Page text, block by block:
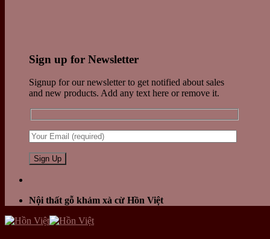
Sign up for Newsletter
Signup for our newsletter to get notified about sales
and new products. Add any text here or remove it.
Nội thất gỗ khảm xà cừ Hồn Việt